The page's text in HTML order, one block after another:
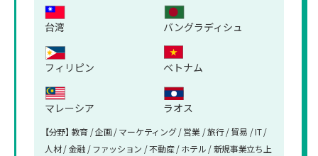
台湾 バングラディシュ
フィリピン ベトナム
マレーシア ラオス
【分野】 教育 / 企画 / マーケティング / 営業 / 旅行 / 貿易 / IT /
人材 / 金融 / ファッション / 不動産 / ホテル / 新規事業立ち上